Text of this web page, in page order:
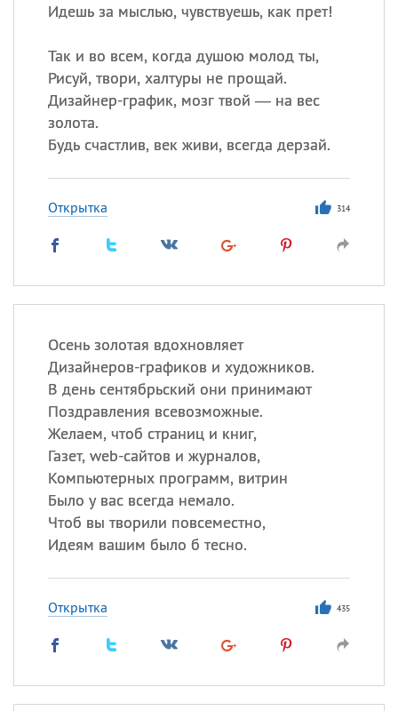
Идешь за мыслью, чувствуешь, как прет!
Так и во всем, когда душою молод ты,
Рисуй, твори, халтуры не прощай.
Дизайнер-график, мозг твой — на вес
золота.
Будь счастлив, век живи, всегда дерзай.
Открытка 314
Осень золотая вдохновляет
Дизайнеров-графиков и художников.
В день сентябрьский они принимают
Поздравления всевозможные.
Желаем, чтоб страниц и книг,
Газет, web-сайтов и журналов,
Компьютерных программ, витрин
Было у вас всегда немало.
Чтоб вы творили повсеместно,
Идеям вашим было б тесно.
Открытка 435